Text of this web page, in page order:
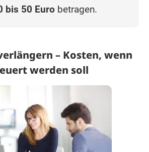
bis 50 Euro betragen.
– Kosten, wenn
werden soll